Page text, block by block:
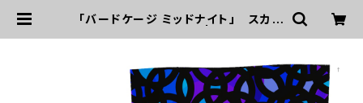
「バードケージ ミッドナイト」 スカー